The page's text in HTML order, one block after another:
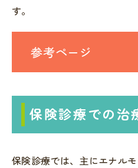
す。
参考ページ
保険診療での治
保険診療では、主にエナル